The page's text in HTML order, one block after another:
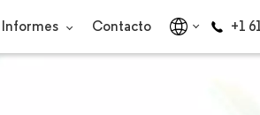
Informes Contacto +1